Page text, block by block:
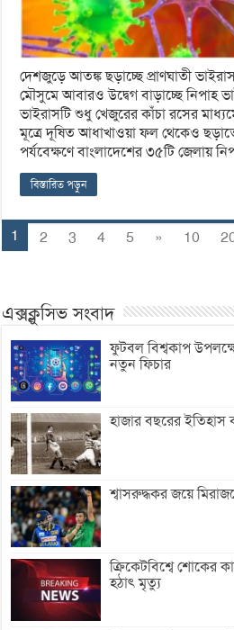
দেশজুড়ে আতঙ্ক ছড়াচ্ছে প্রাণঘাতী
মৌসুমে আবারও উদ্বেগ বাড়াচ্ছে নিপাহ
ভাইরাসটি শুধু খেজুরের কাঁচা রসের
মূত্রে দূষিত আধাখাওয়া ফল থেকেও
পর্যবেক্ষণে বাংলাদেশের ৩৫টি জেলায়
বিস্তারিত পড়ুন
1 2 3 4 5 » 10
এক্সক্লুসিভ সংবাদ
ফুটবল বিশ্বকাপ
নতুন ফিচার
হাজার বছরের
শ্বাসরুদ্ধকর জয়ে
ক্রিকেটবিশ্বে শোকের
হঠাৎ মৃত্যু